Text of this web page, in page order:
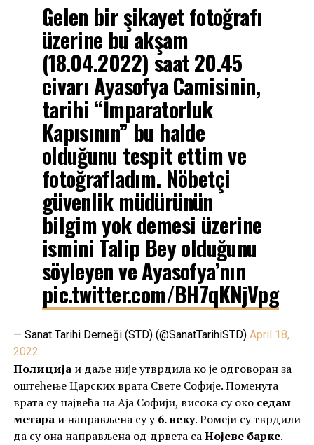
Gelen bir şikayet fotoğrafı
üzerine bu akşam
(18.04.2022) saat 20.45
civarı Ayasofya Camisinin,
tarihi “İmparatorluk
Kapısının” bu halde
olduğunu tespit ettim ve
fotoğrafladım. Nöbetçi
güvenlik müdürünün
bilgim yok demesi üzerine
ismini Talip Bey olduğunu
söyleyen ve Ayasofya’nın
pic.twitter.com/BH7qKNjVpg
— Sanat Tarihi Derneği (STD) (@SanatTarihiSTD) April 18,
2022
Полицијаи даље није утврдила ко је одговоран за
оштећење Царских врата Свете Софије. Поменута
врата су највећа на Аја Софији, висока су око седам
метараи направљена су у6. веку. Ромеји су тврдили
да су она направљена од дрвета саНојеве барке.